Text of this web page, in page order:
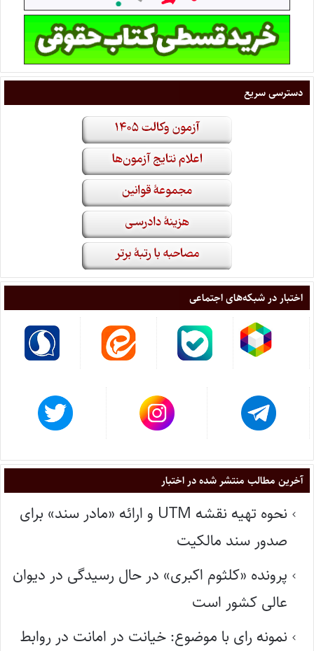
دسترسی سریع
اختبار در شبکه‌های اجتماعی
آخرین مطالب منتشر شده در اختبار
نحوه تهیه نقشه UTM و ارائه «مادر سند» برای
صدور سند مالکیت
پرونده «کلثوم اکبری» در حال رسیدگی در دیوان
عالی کشور است
نمونه رای با موضوع: خیانت در امانت در روابط